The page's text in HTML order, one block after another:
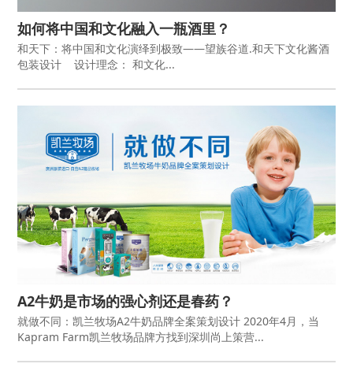
如何将中国和文化融入一瓶酒里？
和天下：将中国和文化演绎到极致——望族谷道.和天下文化酱酒
包装设计 设计理念： 和文化...
A2牛奶是市场的强心剂还是春药？
就做不同：凯兰牧场A2牛奶品牌全案策划设计 2020年4月，当
Kapram Farm凯兰牧场品牌方找到深圳尚上策营...